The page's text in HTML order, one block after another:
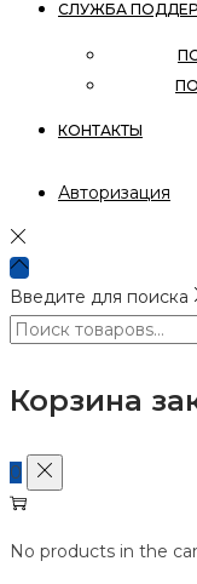
СЛУЖБА
КОНТАКТЫ
Авторизация
Введите для поиска
Поиск:>
Корзина
0
No products in the